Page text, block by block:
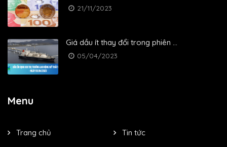
21/11/2023
Giá dầu ít thay đổi trong phiên ...
05/04/2023
Menu
Trang chủ
Tin tức